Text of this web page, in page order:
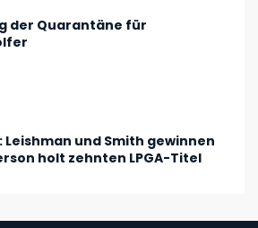
der Quarantäne für
und Smith gewinnen
holt zehnten LPGA-Titel